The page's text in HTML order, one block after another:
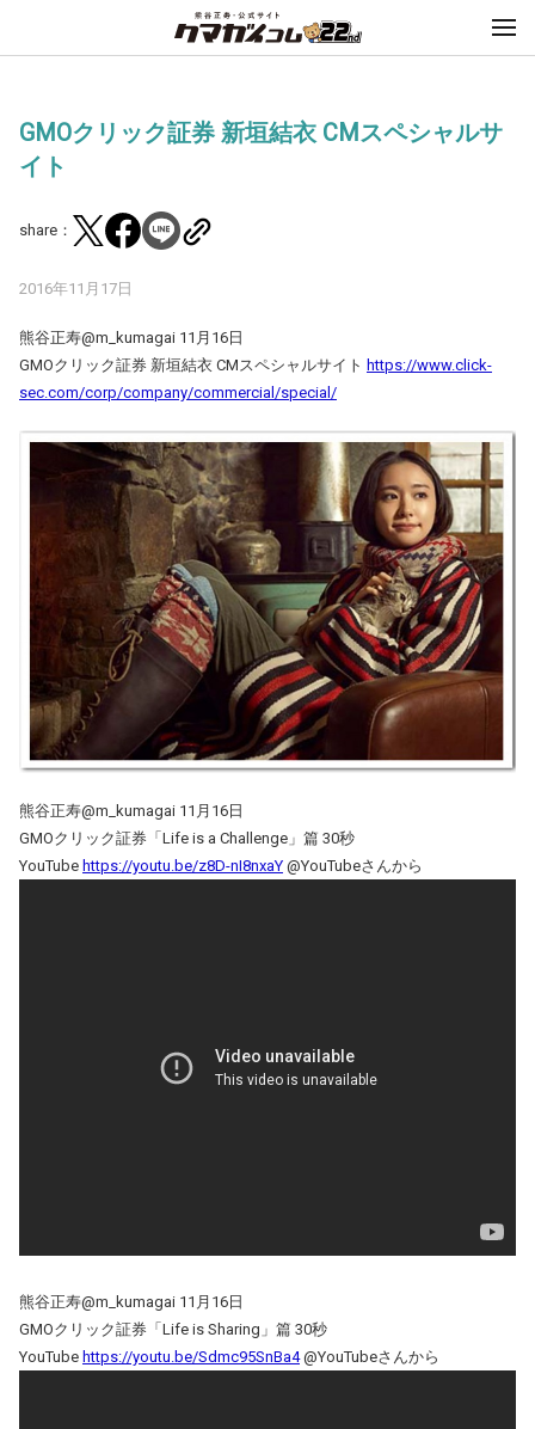
GMOクリック証券 新垣結衣 CMスペシャルサ
イト
share：
2016年11月17日
熊谷正寿@m_kumagai 11月16日
GMOクリック証券 新垣結衣 CMスペシャルサイト https://www.click-
sec.com/corp/company/commercial/special/
熊谷正寿@m_kumagai 11月16日
GMOクリック証券「Life is a Challenge」篇 30秒
YouTube https://youtu.be/z8D-nI8nxaY @YouTubeさんから
熊谷正寿@m_kumagai 11月16日
GMOクリック証券「Life is Sharing」篇 30秒
YouTube https://youtu.be/Sdmc95SnBa4@YouTubeさんから